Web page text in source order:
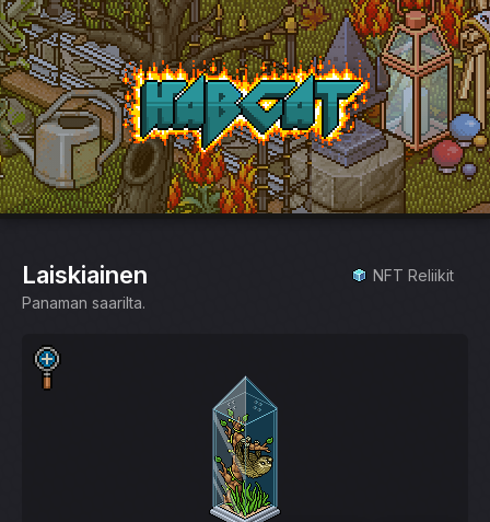
HabCat
Laiskiainen
NFT Reliikit
Panaman saarilta.